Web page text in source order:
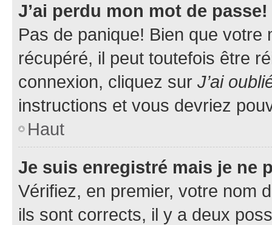
J’ai perdu mon mot de passe!
Pas de panique! Bien que
récupéré, il peut toutefois être
connexion, cliquez sur J’ai
instructions et vous devriez
Haut
Je suis enregistré mais je ne
Vérifiez, en premier, votre nom
ils sont corrects, il y a deux